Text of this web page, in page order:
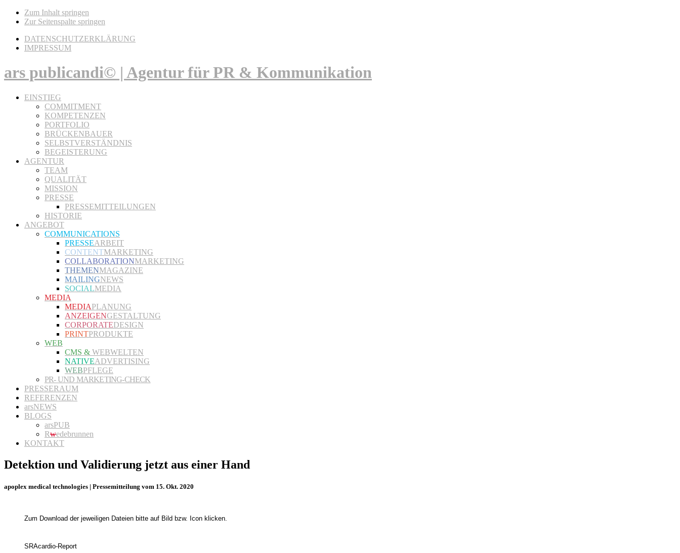
Zum Inhalt springen
Zur Seitenspalte springen
DATENSCHUTZERKLÄRUNG
IMPRESSUM
ars publicandi© | Agentur für PR & Kommunikation
EINSTIEG
COMMITMENT
KOMPETENZEN
PORTFOLIO
BRÜCKENBAUER
SELBSTVERSTÄNDNIS
BEGEISTERUNG
AGENTUR
TEAM
QUALITÄT
MISSION
PRESSE
PRESSEMITTEILUNGEN
HISTORIE
ANGEBOT
COMMUNICATIONS
PRESSEARBEIT
CONTENTMARKETING
COLLABORATIONMARKETING
THEMENMAGAZINE
MAILINGNEWS
SOCIALMEDIA
MEDIA
MEDIAPLANUNG
ANZEIGENGESTALTUNG
CORPORATEDESIGN
PRINTPRODUKTE
WEB
CMS & WEBWELTEN
NATIVEADVERTISING
WEBPFLEGE
PR- UND MARKETING-CHECK
PRESSERAUM
REFERENZEN
arsNEWS
BLOGS
arsPUB
Rwedebrunnen
KONTAKT
Detektion und Validierung jetzt aus einer Hand
apoplex medical technologies | Pressemitteilung vom 15. Okt. 2020
Zum Download der jeweiligen Dateien bitte auf Bild bzw. Icon klicken.
SRAcardio-Report